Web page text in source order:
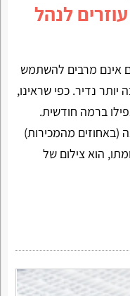
לנהל
אינם מרבים להשתמש
נדיר. כפי שראינו,
ברמה חודשית.
(באחוזים מהמכירות)
הוא צילום של